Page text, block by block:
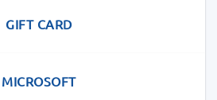
GIFT CARD
MICROSOFT